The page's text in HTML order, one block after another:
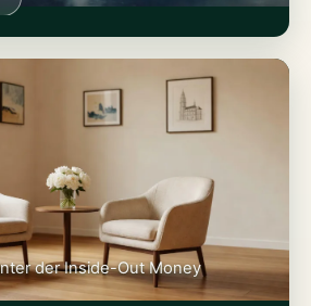
der Inside-Out Money